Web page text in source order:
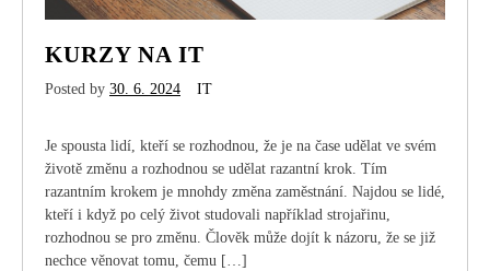
KURZY NA IT
Posted by 30. 6. 2024 IT
Je spousta lidí, kteří se rozhodnou, že je na čase udělat ve svém
životě změnu a rozhodnou se udělat razantní krok. Tím
razantním krokem je mnohdy změna zaměstnání. Najdou se lidé,
kteří i když po celý život studovali například strojařinu,
rozhodnou se pro změnu. Člověk může dojít k názoru, že se již
nechce věnovat tomu, čemu […]